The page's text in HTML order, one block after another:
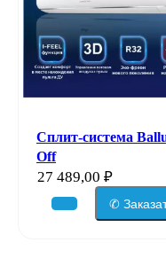
Сплит-система
Off
27 489,00 ₽
✆